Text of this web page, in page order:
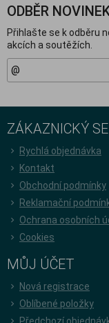
ODBĚR
Přihlašte se k odběru
akcích a soutěžích.
ZÁKAZNICKÝ
Rychlá objednávka
Kontakt
Obchodní podmínky
Reklamační
Ochrana osobních
Cookies
MŮJ ÚČET
Nová registrace
Oblíbené položky
Předchozí